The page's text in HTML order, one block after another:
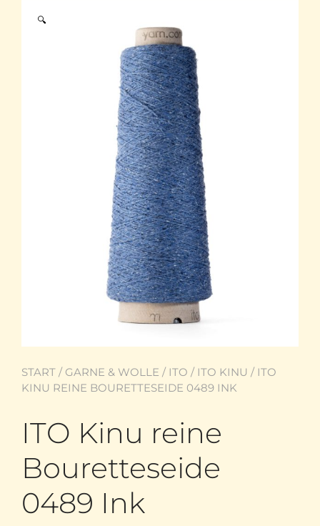
🔍
START / GARNE & WOLLE / ITO / ITO KINU / ITO
KINU REINE BOURETTESEIDE 0489 INK
ITO Kinu reine
Bouretteseide
0489 Ink